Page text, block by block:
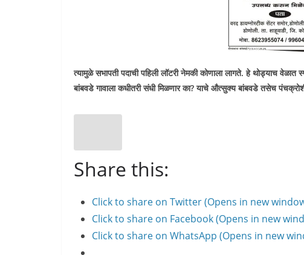
त्यामुळे सभापती पदाची पहिली लॉटरी नेमकी कोणाला लागते. हे थोड्याच
बांबवडे गावाला कधीतरी संधी मिळणार का?याचे औत्सुक्य बांबवडे तसेच
Share this:
Click to share on Twitter (Opens in new
Click to share on Facebook (Opens in new
Click to share on WhatsApp (Opens in new